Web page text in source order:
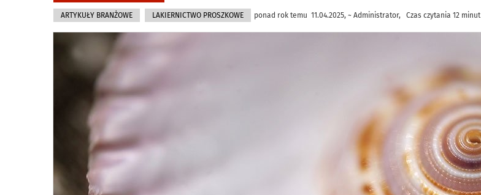
ARTYKUŁY BRANŻOWE LAKIERNICTWO PROSZKOWE ponad rok temu 11.04.2025, ~ Administrator, Czas czytania 12 minut